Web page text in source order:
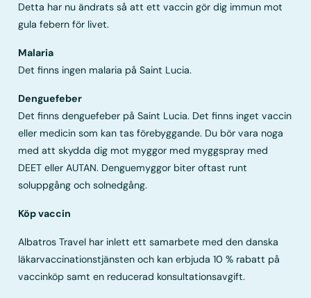
Detta har nu ändrats så att ett vaccin gör dig immun mot
gula febern för livet.
Malaria
Det finns ingen malaria på Saint Lucia.
Denguefeber
Det finns denguefeber på Saint Lucia. Det finns inget vaccin
eller medicin som kan tas förebyggande. Du bör vara noga
med att skydda dig mot myggor med myggspray med
DEET eller AUTAN. Denguemyggor biter oftast runt
soluppgång och solnedgång.
Köp vaccin
Albatros Travel har inlett ett samarbete med den danska
läkarvaccinationstjänsten och kan erbjuda 10 % rabatt på
vaccinköp samt en reducerad konsultationsavgift.